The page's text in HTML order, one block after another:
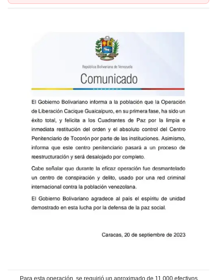
Para esta operación, se requirió un aproximado de 11.000 efectivos